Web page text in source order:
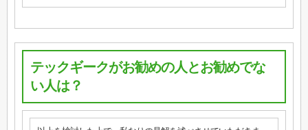
テックギークがお勧めの人とお勧めでな
い人は？